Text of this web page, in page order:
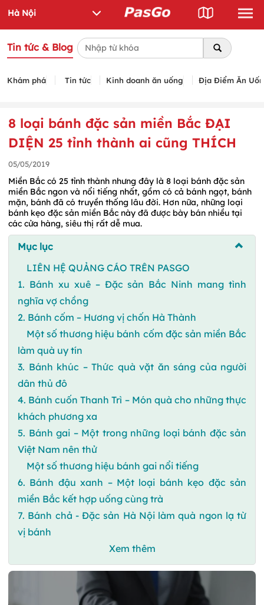
Tin tức & Blog
Khám phá Tin tức Kinh doanh ăn uống Địa Điểm Ăn
8 loại bánh đặc sản miền Bắc ĐẠI
DIỆN 25 tỉnh thành ai cũng THÍCH
05/05/2019
Miền Bắc có 25 tỉnh thành nhưng đây là 8 loại bánh đặc sản
miền Bắc ngon và nổi tiếng nhất, gồm có cả bánh ngọt, bánh
mặn, bánh đã có truyền thống lâu đời. Hơn nữa, những loại
bánh kẹo đặc sản miền Bắc này đã được bày bán nhiều tại
các cửa hàng, siêu thị rất dễ mua.
Mục lục
LIÊN HỆ QUẢNG CÁO TRÊN PASGO
1. Bánh xu xuê – Đặc sản Bắc Ninh mang tình
nghĩa vợ chồng
2. Bánh cốm – Hương vị chốn Hà Thành
Một số thương hiệu bánh cốm đặc sản miền Bắc
làm quà uy tín
3. Bánh khúc – Thức quà vặt ăn sáng của người
dân thủ đô
4. Bánh cuốn Thanh Trì – Món quà cho những thực
khách phương xa
5. Bánh gai – Một trong những loại bánh đặc sản
Việt Nam nên thử
Một số thương hiệu bánh gai nổi tiếng
6. Bánh đậu xanh – Một loại bánh kẹo đặc sản
miền Bắc kết hợp uống cùng trà
7. Bánh chả - Đặc sản Hà Nội làm quà ngon lạ từ
vị bánh
Xem thêm